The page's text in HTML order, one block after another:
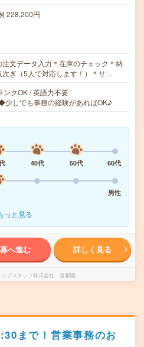
228,200円
注文データ入力＊在庫のチェック＊納
次ぎ（5人で対応します！）＊サ…
ンクOK / 英語力不要
しでも事務の経験があればOK♪
40代 50代
60代
男性
っと見る
へ進む 詳しく見る
ンプスタッフ株式会社 首都圏
まで！営業事務のお